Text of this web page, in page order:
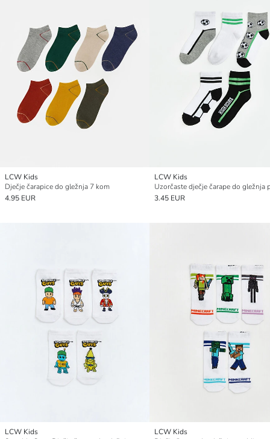
LCW Kids
Dječje čarapice do gležnja 7 kom
4.95 EUR
LCW Kids
3.45 EUR
LCW Kids
LCW Kids